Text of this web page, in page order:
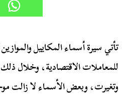
تأتي سيرة أسماء المكاييل
للمعاملات الاقتصادية، وخلال
وتغيرت، وبعض الأسماء لا زالت